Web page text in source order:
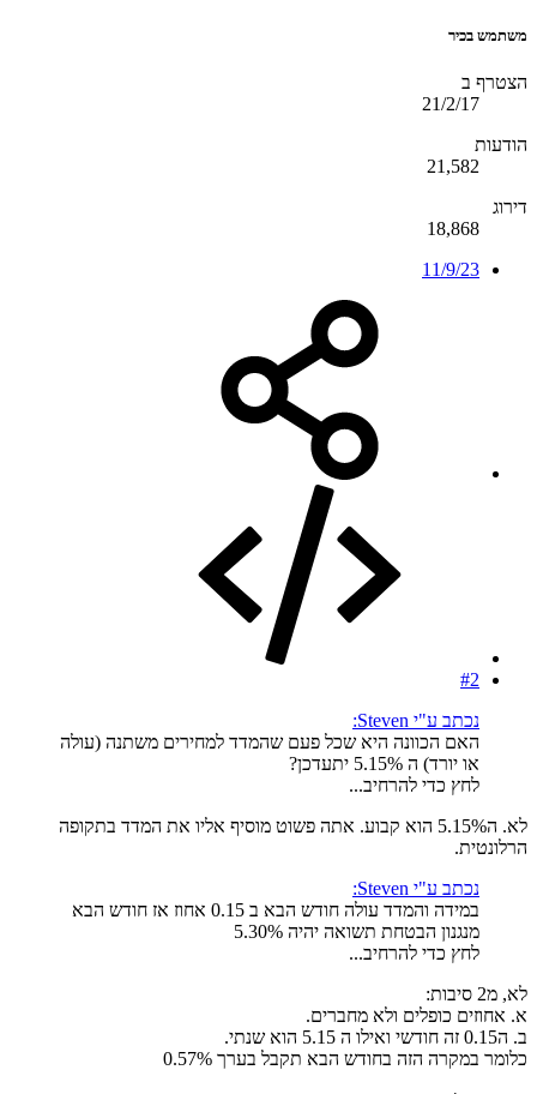
משתמש בכיר
הצטרף ב
21/2/17
הודעות
21,582
דירוג
18,868
11/9/23
#2
נכתב ע"י Steven:
האם הכוונה היא שכל פעם שהמדד למחירים משתנה (עולה
או יורד) ה 5.15% יתעדכן?
לחץ כדי להרחיב...
לא. ה5.15% הוא קבוע. אתה פשוט מוסיף אליו את המדד בתקופה
הרלונטית.
נכתב ע"י Steven:
במידה והמדד עולה חודש הבא ב 0.15 אחוז אז חודש הבא
מנגנון הבטחת תשואה יהיה 5.30%
לחץ כדי להרחיב...
לא, מ2 סיבות:
א. אחוזים כופלים ולא מחברים.
ב. ה0.15 זה חודשי ואילו ה 5.15 הוא שנתי.
כלומר במקרה הזה בחודש הבא תקבל בערך 0.57%